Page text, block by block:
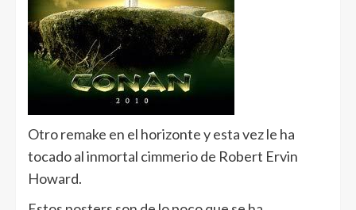
Otro remake en el horizonte y esta vez le ha
tocado al inmortal cimmerio de Robert Ervin
Howard.